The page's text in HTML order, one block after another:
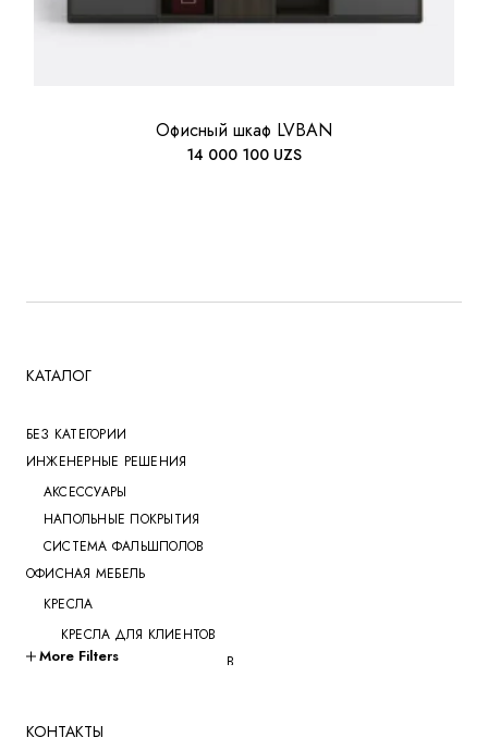
Офисный шкаф LVBAN
14 000 100 UZS
КАТАЛОГ
БЕЗ КАТЕГОРИИ
ИНЖЕНЕРНЫЕ РЕШЕНИЯ
АКСЕССУАРЫ
НАПОЛЬНЫЕ ПОКРЫТИЯ
СИСТЕМА ФАЛЬШПОЛОВ
ОФИСНАЯ МЕБЕЛЬ
КРЕСЛА
КРЕСЛА ДЛЯ КЛИЕНТОВ
КРЕСЛА ДЛЯ ПЕРЕГОВОРОВ
КРЕСЛА ДЛЯ ТРЕНИНГОВ
More Filters
КОНТАКТЫ